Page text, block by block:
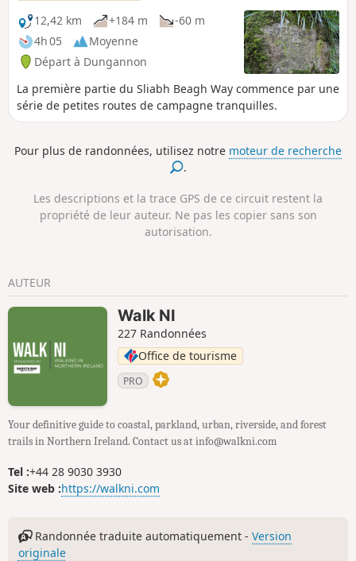
12,42 km
+184 m
-60 m
4h 05
Moyenne
Départ à Dungannon
La première partie du Sliabh Beagh Way commence par une
série de petites routes de campagne tranquilles.
Pour plus de randonnées, utilisez notre moteur de recherche
.
Les descriptions et la trace GPS de ce circuit restent la
propriété de leur auteur. Ne pas les copier sans son
autorisation.
AUTEUR
Walk NI
227 Randonnées
Office de tourisme
PRO
Your definitive guide to coastal, parkland, urban, riverside, and forest
trails in Northern Ireland. Contact us at info@walkni.com
Tel :+44 28 9030 3930
Site web :https://walkni.com
Randonnée traduite automatiquement -Version
originale